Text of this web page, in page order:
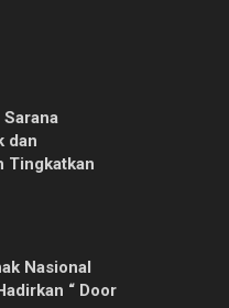
dan
Tingkatkan
Nasional
“ Door